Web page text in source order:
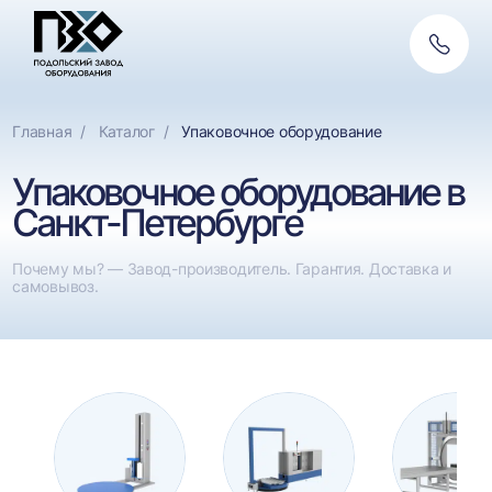
связь
Главная Каталог Упаковочное оборудование
Упаковочное оборудование в
Санкт-Петербурге
Почему мы? — Завод-производитель. Гарантия. Доставка и
самовывоз.